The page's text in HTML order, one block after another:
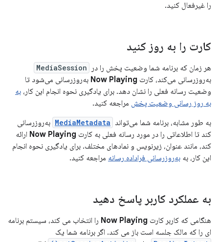
را غیرفعال کنید.
کارت را به روز کنید
هر زمان که برنامه شما وضعیت پخش را در MediaSession
به‌روزرسانی می‌کند، کارت Now Playing به‌روزرسانی می‌شود تا
وضعیت رسانه فعلی را نشان دهد. برای یادگیری نحوه انجام این کار، به
به روز رسانی وضعیت پخش مراجعه کنید.
به طور مشابه، برنامه شما می‌تواند MediaMetadata به‌روزرسانی
کند تا اطلاعاتی را در مورد رسانه فعلی به کارت Now Playing ارائه
کند، مانند عنوان، زیرنویس و نمادهای مختلف. برای یادگیری نحوه انجام
این کار، به به‌روزرسانی فراداده رسانه مراجعه کنید.
به عملکرد کاربر پاسخ دهید
هنگامی که کاربر کارت Now Playing را انتخاب می کند، سیستم برنامه
ای را که مالک جلسه است باز می کند. اگر برنامه شما یک